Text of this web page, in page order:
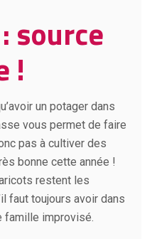
source
!
un potager dans
vous permet de faire
pas à cultiver des
bonne cette année !
restent les
faut toujours avoir dans
famille improvisé.